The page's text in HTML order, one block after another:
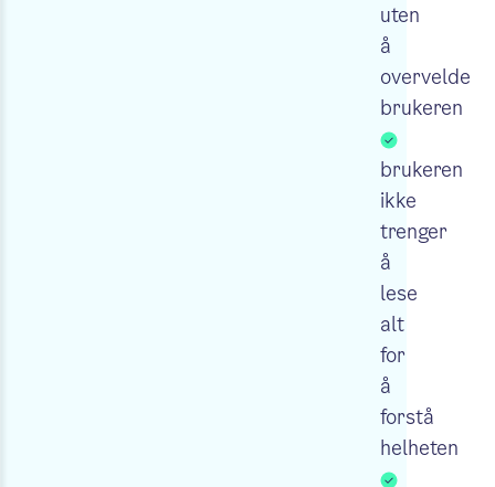
uten
å
overvelde
brukeren
brukeren
ikke
trenger
å
lese
alt
for
å
forstå
helheten